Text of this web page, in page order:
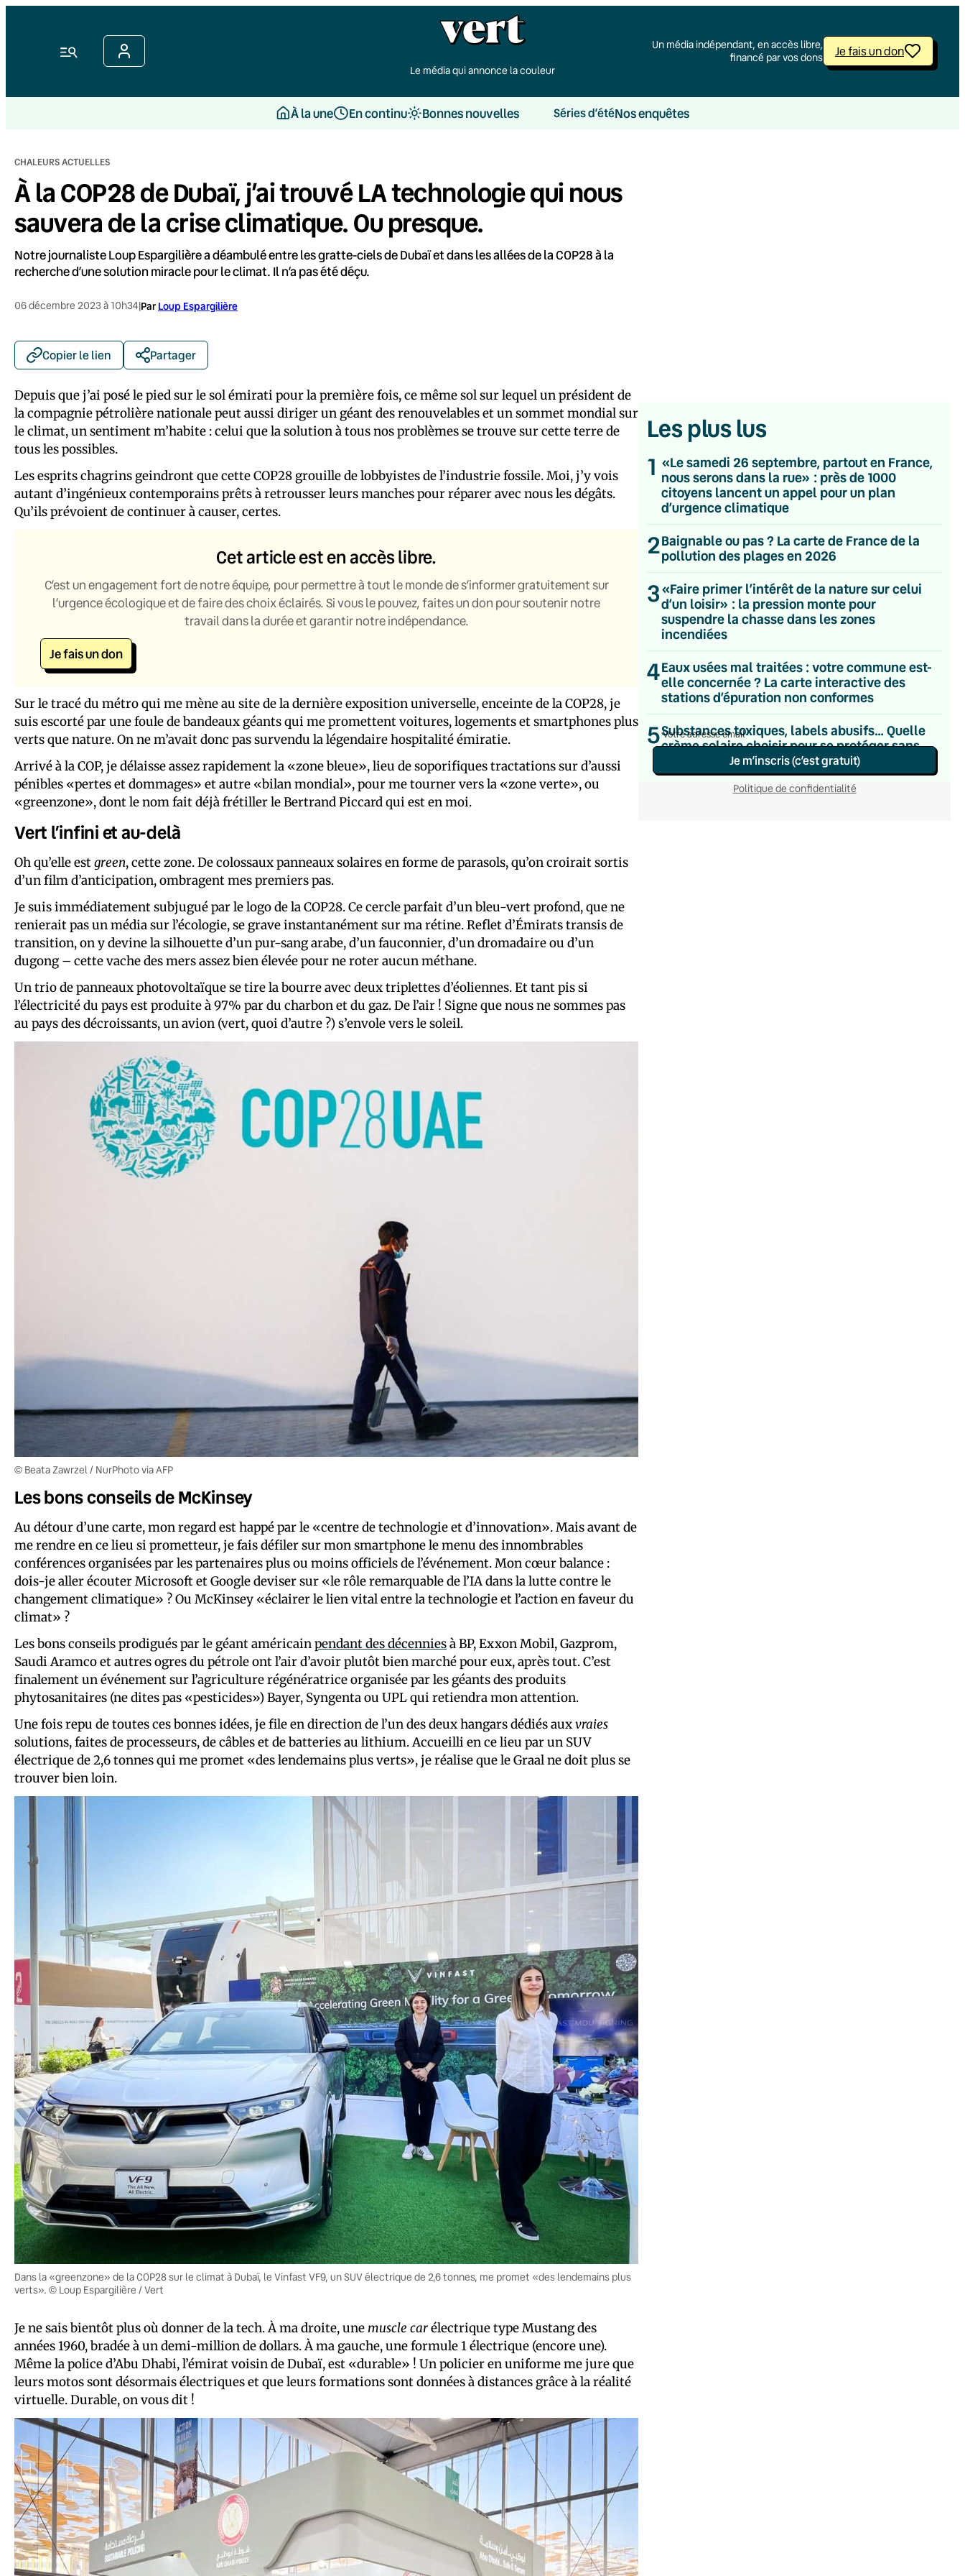
Menu
Le média qui annonce la couleur
Un média indépendant, en accès libre,
financé par vos dons
Je fais un don
À la une En continu Bonnes nouvelles Séries d’étéNos enquêtes
CHALEURS ACTUELLES
À la COP28 de Dubaï, j’ai trouvé LA technologie qui nous
sauvera de la crise climatique. Ou presque.
Notre journaliste Loup Espargilière a déambulé entre les gratte-ciels de Dubaï et dans les allées de la COP28 à la
recherche d’une solution miracle pour le climat. Il n’a pas été déçu.
06 décembre 2023 à 10h34|Par Loup Espargilière
Copier le lien Partager
Depuis que j’ai posé le pied sur le sol émirati pour la première fois, ce même sol sur lequel un président de
la compagnie pétrolière nationale peut aussi diriger un géant des renouvelables et un sommet mondial sur
le climat, un sentiment m’habite : celui que la solution à tous nos problèmes se trouve sur cette terre de
tous les possibles.
Les esprits chagrins geindront que cette COP28 grouille de lobbyistes de l’industrie fossile. Moi, j’y vois
autant d’ingénieux contemporains prêts à retrousser leurs manches pour réparer avec nous les dégâts.
Qu’ils prévoient de continuer à causer, certes.
Cet article est en accès libre.
C’est un engagement fort de notre équipe, pour permettre à tout le monde de s’informer gratuitement sur
l’urgence écologique et de faire des choix éclairés. Si vous le pouvez, faites un don pour soutenir notre
travail dans la durée et garantir notre indépendance.
Je fais un don
Sur le tracé du métro qui me mène au site de la dernière exposition universelle, enceinte de la COP28, je
suis escorté par une foule de bandeaux géants qui me promettent voitures, logements et smartphones plus
verts que nature. On ne m’avait donc pas survendu la légendaire hospitalité émiratie.
Arrivé à la COP, je délaisse assez rapidement la «zone bleue», lieu de soporifiques tractations sur d’aussi
pénibles «pertes et dommages» et autre «bilan mondial», pour me tourner vers la «zone verte», ou
«greenzone», dont le nom fait déjà frétiller le Bertrand Piccard qui est en moi.
Vert l’infini et au-delà
Oh qu’elle estgreen, cette zone. De colossaux panneaux solaires en forme de parasols, qu’on croirait sortis
d’un film d’anticipation, ombragent mes premiers pas.
Je suis immédiatement subjugué par le logo de la COP28. Ce cercle parfait d’un bleu-vert profond, que ne
renierait pas un média sur l’écologie, se grave instantanément sur ma rétine. Reflet d’Émirats transis de
transition, on y devine la silhouette d’un pur-sang arabe, d’un fauconnier, d’un dromadaire ou d’un
dugong – cette vache des mers assez bien élevée pour ne roter aucun méthane.
Un trio de panneaux photovoltaïque se tire la bourre avec deux triplettes d’éoliennes. Et tant pis si
l’électricité du pays est produite à 97% par du charbon et du gaz. De l’air ! Signe que nous ne sommes pas
au pays des décroissants, un avion (vert, quoi d’autre ?) s’envole vers le soleil.
© Beata Zawrzel / NurPhoto via AFP
Les bons conseils de McKinsey
Au détour d’une carte, mon regard est happé par le «centre de technologie et d’innovation». Mais avant de
me rendre en ce lieu si prometteur, je fais défiler sur mon smartphone le menu des innombrables
conférences organisées par les partenaires plus ou moins officiels de l’événement. Mon cœur balance :
dois-je aller écouter Microsoft et Google deviser sur «le rôle remarquable de l’IA dans la lutte contre le
changement climatique» ? Ou McKinsey «éclairer le lien vital entre la technologie et l’action en faveur du
climat» ?
Les bons conseils prodigués par le géant américainpendant des décenniesà BP, Exxon Mobil, Gazprom,
Saudi Aramco et autres ogres du pétrole ont l’air d’avoir plutôt bien marché pour eux, après tout. C’est
finalement un événement sur l’agriculture régénératrice organisée par les géants des produits
phytosanitaires (ne dites pas «pesticides») Bayer, Syngenta ou UPL qui retiendra mon attention.
Une fois repu de toutes ces bonnes idées, je file en direction de l’un des deux hangars dédiés auxvraies
solutions, faites de processeurs, de câbles et de batteries au lithium. Accueilli en ce lieu par un SUV
électrique de 2,6 tonnes qui me promet «des lendemains plus verts», je réalise que le Graal ne doit plus se
trouver bien loin.
Dans la «greenzone» de la COP28 sur le climat à Dubaï, le Vinfast VF9, un SUV électrique de 2,6 tonnes, me promet «des lendemains plus
verts». © Loup Espargilière / Vert
Je ne sais bientôt plus où donner de la tech. À ma droite, une muscle carélectrique type Mustang des
années 1960, bradée à un demi-million de dollars. À ma gauche, une formule 1 électrique (encore une).
Même la police d’Abu Dhabi, l’émirat voisin de Dubaï, est «durable» ! Un policier en uniforme me jure que
leurs motos sont désormais électriques et que leurs formations sont données à distances grâce à la réalité
virtuelle. Durable, on vous dit !
Les plus lus
1 «Le samedi 26 septembre, partout en France,
nous serons dans la rue» : près de 1000
citoyens lancent un appel pour un plan
d’urgence climatique
2Baignable ou pas ? La carte de France de la
pollution des plages en 2026
3«Faire primer l’intérêt de la nature sur celui
d’un loisir» : la pression monte pour
suspendre la chasse dans les zones
incendiées
4Eaux usées mal traitées : votre commune est-
elle concernée ? La carte interactive des
stations d’épuration non conformes
5Substances toxiques, labels abusifs… Quelle
crème solaire choisir pour se protéger sans
détruire sa santé ni l’océan ?
💌 Inscrivez-vous à nos newsletters
Quotidienne
Du lundi au vendredi
Hebdomadaire
Le samedi
Chaleurs Actuelles
Une fois par mois
C’était Mieux Après
Occasionnelle
Je m’inscris (c’est gratuit)
Politique de confidentialité